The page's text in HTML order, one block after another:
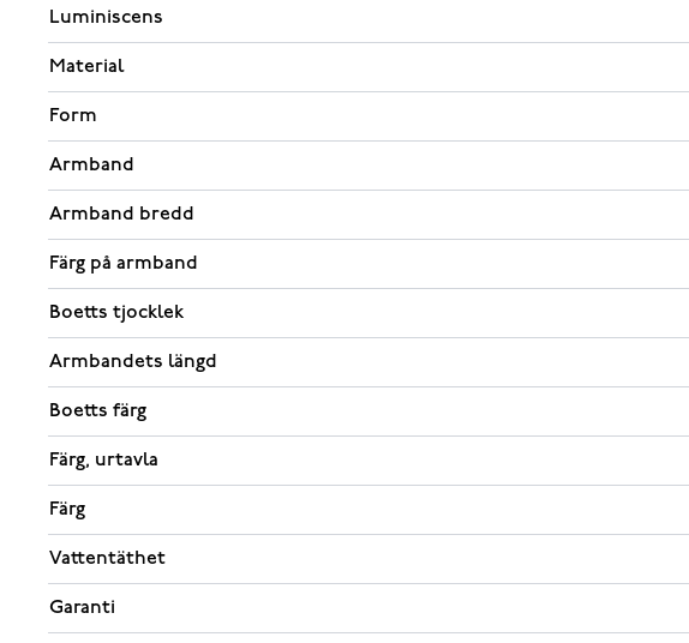
Luminiscens
Material
Form
Armband
Armband bredd
Färg på armband
Boetts tjocklek
Armbandets längd
Boetts färg
Färg, urtavla
Färg
Vattentäthet
Garanti